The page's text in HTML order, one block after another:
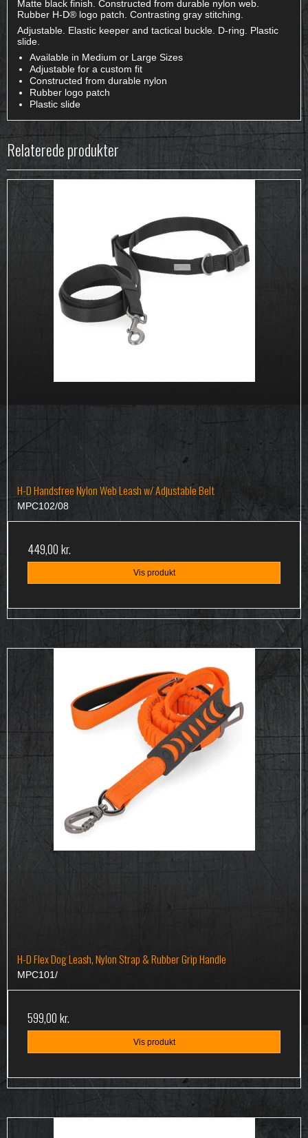
Matte black finish. Constructed from durable nylon web.
Rubber H-D® logo patch. Contrasting gray stitching.
Adjustable. Elastic keeper and tactical buckle. D-ring. Plastic
slide.
Available in Medium or Large Sizes
Adjustable for a custom fit
Constructed from durable nylon
Rubber logo patch
Plastic slide
Relaterede produkter
H-D Handsfree Nylon Web Leash w/ Adjustable Belt
MPC102/08
449,00 kr.
Vis produkt
H-D Flex Dog Leash, Nylon Strap & Rubber Grip Handle
MPC101/
599,00 kr.
Vis produkt